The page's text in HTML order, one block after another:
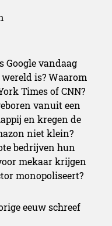
Google vandaag
is? Waarom
Times of CNN?
vanuit een
en kregen de
niet klein?
bedrijven hun
mekaar krijgen
monopoliseert?
eeuw schreef